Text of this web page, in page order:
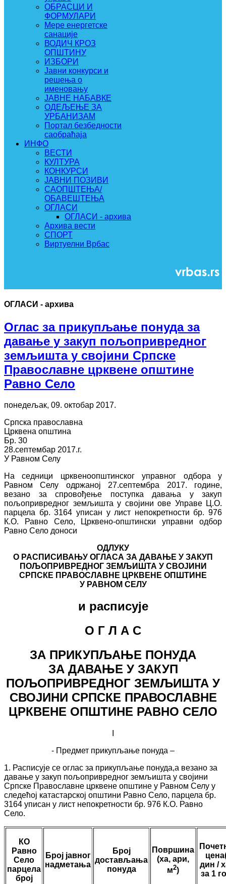
ОБРАСЦИ И
ФОРМУЛАРИ
Мере енергетске
санације
ВОДИЧ КРОЗ
ОПШТИНУ
ИЗБОРИ
Јавни конкурси и
решења о
именовању
ЈАВНЕ НАБАВКЕ
ОДЕЉЕЊЕ ЗА
УРБАНИЗАМ
Портал безбедности
саобраћаја
ИНФО
ВЕСТИ
КУЛТУРА
КОНКУРСИ
ЈАВНИ ПОЗИВИ
САОПШТЕЊА/
ОБАВЕШТЕЊА
ОГЛАСИ
ОГЛАСИ - архива
Архива вести
СПОРТ
Виртуелни Врбас
ОГЛАСИ - архива
Оглас за прикупљање понуда за
давање у закуп пољопривредног
земљишта у својини Српске
Православне црквене општине
Равно Село
понедељак, 09. октобар 2017.
Српска православна
Црквена општина
Бр. 30
28.септембар 2017.г.
У Равном Селу
На седници црквеноопштинског управног одбора у
Равном Селу одржаној 27.септембра 2017. године,
везано за спровођење поступка давања у закуп
пољопривредног земљишта у својини ове Управе Ц.О.
парцела бр. 3164 уписан у лист непокретности бр. 976
К.О. Равно Село, Црквено-општински управни одбор
Равно Село доноси
ОДЛУКУ
О РАСПИСИВАЊУ ОГЛАСА ЗА ДАВАЊЕ У ЗАКУП
ПОЉОПРИВРЕДНОГ ЗЕМЉИШТА У СВОЈИНИ
СРПСКЕ ПРАВОСЛАВНЕ ЦРКВЕНЕ ОПШТИНЕ
У РАВНОМ СЕЛУ
и расписује
О Г Л А С
ЗА ПРИКУПЉАЊЕ ПОНУДА
ЗА ДАВАЊЕ У ЗАКУП
ПОЉОПРИВРЕДНОГ ЗЕМЉИШТА У
СВОЈИНИ СРПСКЕ ПРАВОСЛАВНЕ
ЦРКВЕНЕ ОПШТИНЕ РАВНО СЕЛО
- Предмет прикупљање понуда –
1. Расписује се оглас за прикупљање понуда,а везано за
давање у закуп пољопривредног земљишта у својини
Српске Православне црквене општине у Равном Селу у
следећој катастарској општини Равно Село, парцела бр.
3164 уписан у лист непокретности бр. 976 К.О. Равно
Село.
КО
Равно
Село
парцела
број
Број јавног
надметања
Број
достављања
понуда
Површина
(ха, ари,
м2)
дин /
за 1